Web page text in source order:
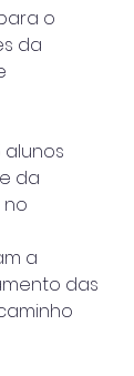
o
da
da
a
das